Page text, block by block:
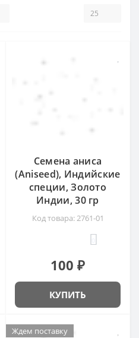
Семена аниса
(Aniseed), Индийские
специи, Золото
Индии, 30 гр
Код товара: 2761-01
100 ₽
КУПИТЬ
Ждем поставку
Ждем поставку